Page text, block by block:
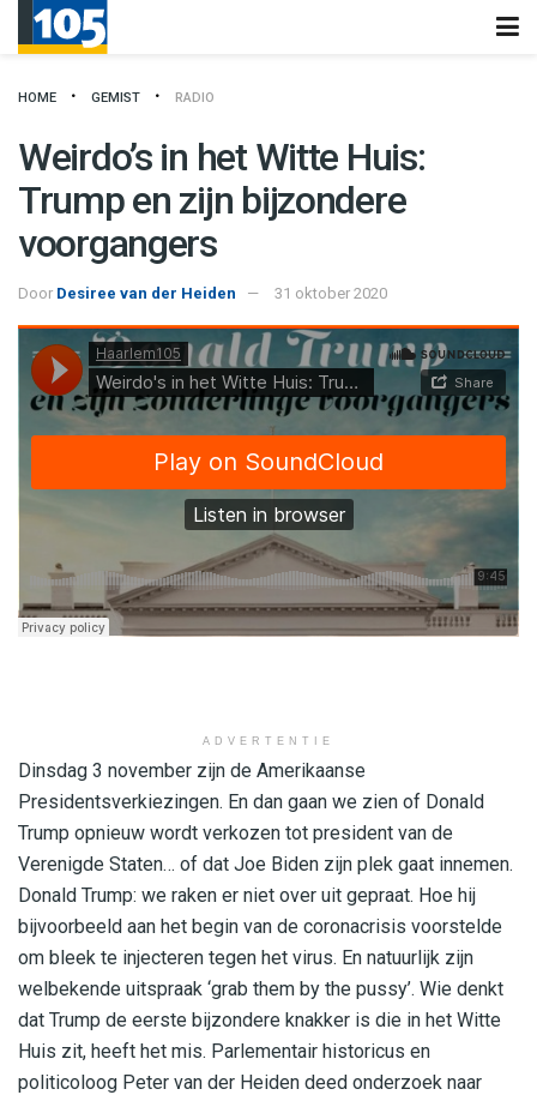
HOME GEMIST RADIO
Weirdo’s in het Witte Huis:
Trump en zijn bijzondere
voorgangers
Door Desiree van der Heiden 31 oktober 2020
Haarlem105 ·Weirdo's in het Witte Huis: Trump en zijn bijzondere voorgangers
ADVERTENTIE
Dinsdag 3 november zijn de Amerikaanse
Presidentsverkiezingen. En dan gaan we zien of Donald
Trump opnieuw wordt verkozen tot president van de
Verenigde Staten… of dat Joe Biden zijn plek gaat innemen.
Donald Trump: we raken er niet over uit gepraat. Hoe hij
bijvoorbeeld aan het begin van de coronacrisis voorstelde
om bleek te injecteren tegen het virus. En natuurlijk zijn
welbekende uitspraak ‘grab them by the pussy’. Wie denkt
dat Trump de eerste bijzondere knakker is die in het Witte
Huis zit, heeft het mis. Parlementair historicus en
politicoloog Peter van der Heiden deed onderzoek naar